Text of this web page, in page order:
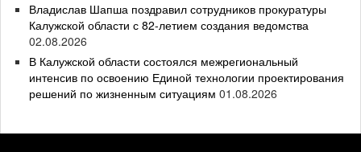
Владислав Шапша поздравил сотрудников прокуратуры
Калужской области с 82-летием создания ведомства
02.08.2026
В Калужской области состоялся межрегиональный
интенсив по освоению Единой технологии проектирования
решений по жизненным ситуациям 01.08.2026